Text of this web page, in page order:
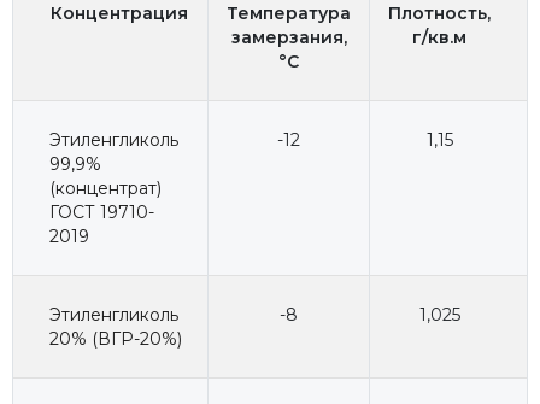
Концентрация
Температура
замерзания,
°C
Плотность,
г/кв.м
Этиленгликоль
99,9%
(концентрат)
ГОСТ 19710-
2019
-12 1,15
Этиленгликоль
20% (ВГР-20%)
-8 1,025